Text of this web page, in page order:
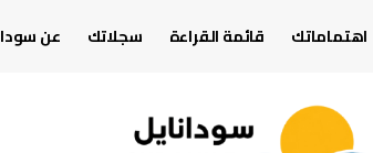
اهتماماتك قائمة القراءة سجلاتك عن